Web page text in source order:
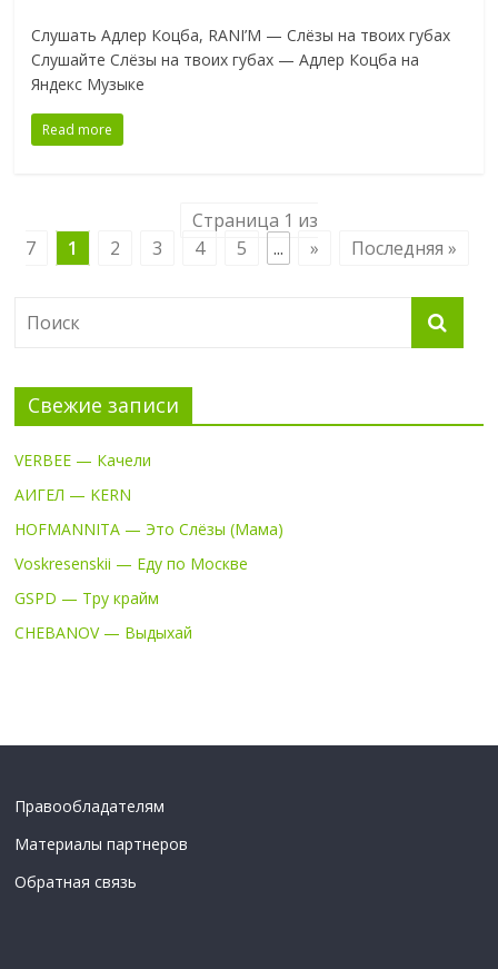
Слушать Адлер Коцба, RANI’M — Слёзы на твоих губах
Слушайте Слёзы на твоих губах — Адлер Коцба на
Яндекс Музыке
Read more
Страница 1 из
7
1 2 3 4 5 ... » Последняя »
Свежие записи
VERBEE — Качели
АИГЕЛ — KERN
HOFMANNITA — Это Слёзы (Мама)
Voskresenskii — Еду по Москве
GSPD — Тру крайм
CHEBANOV — Выдыхай
Правообладателям
Материалы партнеров
Обратная связь